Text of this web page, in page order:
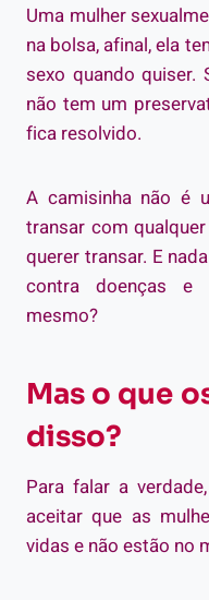
Uma mulher
na bolsa, afinal, ela
sexo quando quiser.
não tem um
fica resolvido.
A camisinha não é
transar com
querer transar. E
contra doenças e
mesmo?
Mas o que
disso?
Para falar a
aceitar que as
vidas e não estão no